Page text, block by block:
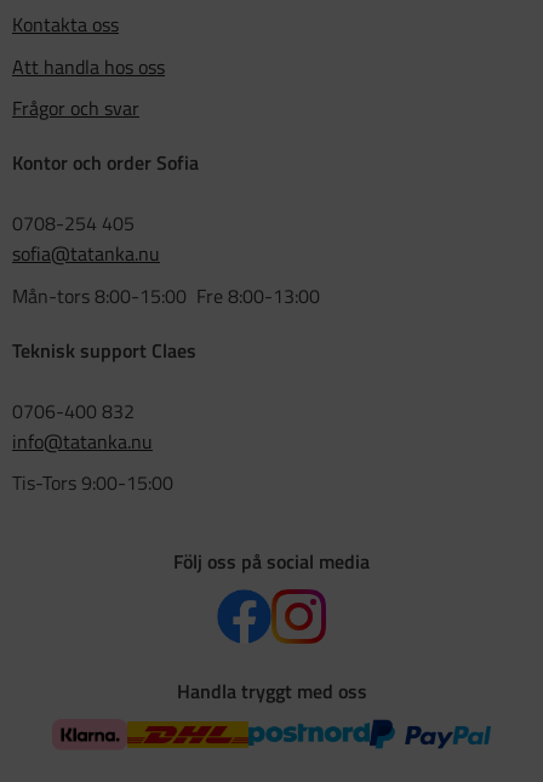
Kontakta oss
Att handla hos oss
Frågor och svar
Kontor och order Sofia
0708-254 405
sofia@tatanka.nu
Mån-tors 8:00-15:00 Fre 8:00-13:00
Teknisk support Claes
0706-400 832
info@tatanka.nu
Tis-Tors 9:00-15:00
Följ oss på social media
Handla tryggt med oss